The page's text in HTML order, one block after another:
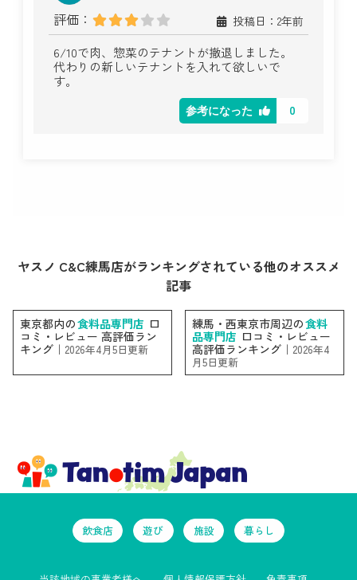
評価：
投稿日：2年前
6/10で肉、惣菜のテナントが撤退しました。
代わりの新しいテナントを入れて欲しいで
す。
参考になった 0
ヤスノ C&C練馬店がランキングされている他のオススメ
記事
東京都内の食料品専門店 口
コミ・レビュー 高評価ラン
キング｜ 2026年4月5日更新
練馬・西東京市周辺の食料
品専門店 口コミ・レビュー
高評価ランキング｜ 2026年4
月5日更新
飲食店 遊び 施設 暮らし